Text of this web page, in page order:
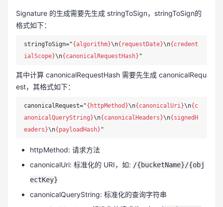
Signature 的生成需要先生成 stringToSign，stringToSign的
格式如下：
stringToSign="{algorithm}\n{requestDate}\n{credent
ialScope}\n{canonicalRequestHash}
其中计算 canonicalRequestHash 需要先生成 canonicalRequ
est，其格式如下：
canonicalRequest="{httpMethod}\n{canonicalUri}\n{c
anonicalQueryString}\n{canonicalHeaders}\n{signedH
eaders}\n{payloadHash}
httpMethod: 请求方法
canonicalUri: 标准化的 URI，如: /{bucketName}/{obj
ectKey}
canonicalQueryString: 标准化的查询字符串